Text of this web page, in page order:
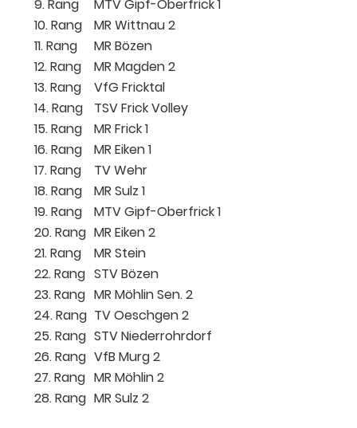
9. Rang
MTV Gipf-Oberfrick 1
10. Rang
MR Wittnau 2
11. Rang
MR Bözen
12. Rang
MR Magden 2
13. Rang
VfG Fricktal
14. Rang
TSV Frick Volley
15. Rang
MR Frick 1
16. Rang
MR Eiken 1
17. Rang
TV Wehr
18. Rang
MR Sulz 1
19. Rang
MTV Gipf-Oberfrick 1
20. Rang MR Eiken 2
21. Rang
MR Stein
22. Rang STV Bözen
23. Rang MR Möhlin Sen. 2
24. Rang TV Oeschgen 2
25. Rang STV Niederrohrdorf
26. Rang VfB Murg 2
27. Rang MR Möhlin 2
28. Rang MR Sulz 2